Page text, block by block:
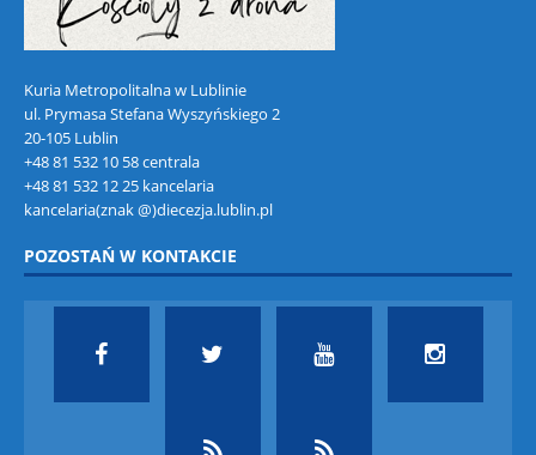
Kuria Metropolitalna w Lublinie
ul. Prymasa Stefana Wyszyńskiego 2
20-105 Lublin
+48 81 532 10 58 centrala
+48 81 532 12 25 kancelaria
kancelaria(znak @)diecezja.lublin.pl
POZOSTAŃ W KONTAKCIE